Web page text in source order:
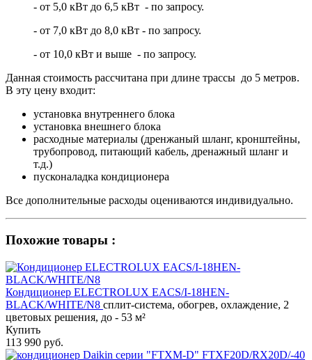
- от 5,0 кВт до 6,5 кВт - по запросу.
- от 7,0 кВт до 8,0 кВт - по запросу.
- от 10,0 кВт и выше - по запросу.
Данная стоимость рассчитана при длине трассы до 5 метров.
В эту цену входит:
установка внутреннего блока
установка внешнего блока
расходные материалы (дренжаный шланг, кронштейны,
трубопровод, питающий кабель, дренажный шланг и
т.д.)
пусконаладка кондиционера
Все дополнительные расходы оцениваются индивидуально.
Похожие товары :
Кондиционер ELECTROLUX EACS/I-18HEN-
BLACK/WHITE/N8 сплит-система, обогрев, охлаждение, 2
цветовых решения, до - 53 м²
Купить
113 990 руб.